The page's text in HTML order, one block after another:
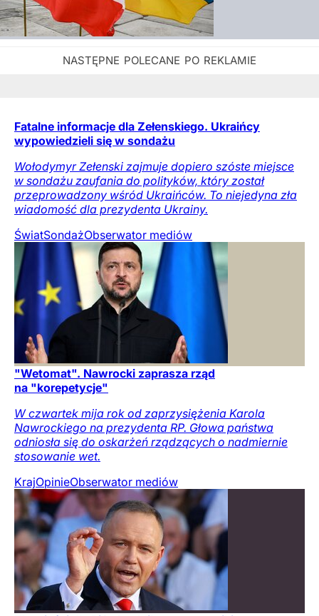
Fatalne informacje dla Zełenskiego. Ukraińcy
wypowiedzieli się w sondażu
Wołodymyr Zełenski zajmuje dopiero szóste miejsce
w sondażu zaufania do polityków, który został
przeprowadzony wśród Ukraińców. To niejedyna zła
wiadomość dla prezydenta Ukrainy.
ŚwiatSondażObserwator mediów
"Wetomat". Nawrocki zaprasza rząd
na "korepetycje"
W czwartek mija rok od zaprzysiężenia Karola
Nawrockiego na prezydenta RP. Głowa państwa
odniosła się do oskarżeń rządzących o nadmiernie
stosowanie wet.
KrajOpinieObserwator mediów